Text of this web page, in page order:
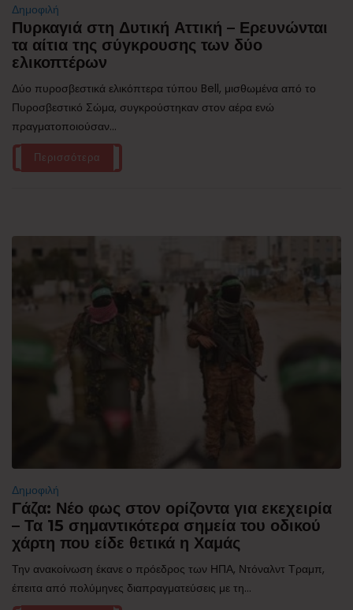
Δημοφιλή
Πυρκαγιά στη Δυτική Αττική – Ερευνώνται
τα αίτια της σύγκρουσης των δύο
ελικοπτέρων
Δύο πυροσβεστικά ελικόπτερα τύπου Bell, μισθωμένα από το
Πυροσβεστικό Σώμα, συγκρούστηκαν στον αέρα ενώ
πραγματοποιούσαν...
Περισσότερα
Δημοφιλή
Γάζα: Νέο φως στον ορίζοντα για εκεχειρία
– Τα 15 σημαντικότερα σημεία του οδικού
χάρτη που είδε θετικά η Χαμάς
Την ανακοίνωση έκανε ο πρόεδρος των ΗΠΑ, Ντόναλντ Τραμπ,
έπειτα από πολύμηνες διαπραγματεύσεις με τη...